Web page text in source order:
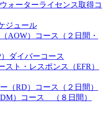
ォーターライセンス取得コ
ジュール
AOW）コース（２日間・
ダイバーコース
ト・レスポンス（EFR）
RD）コース（２日間）
）コース （８日間）